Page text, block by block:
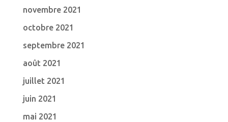
novembre 2021
octobre 2021
septembre 2021
août 2021
juillet 2021
juin 2021
mai 2021